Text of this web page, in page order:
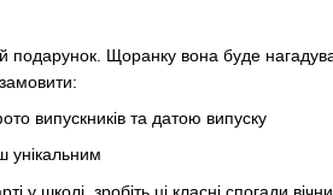
Щоранку вона буде
випускників та датою випуску
унікальним
у школі, зробіть ці класні спогади